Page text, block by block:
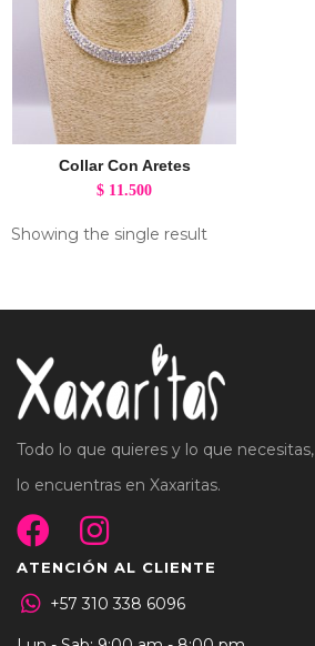
Collar Con Aretes
$ 11.500
Showing the single result
Todo lo que quieres y lo que necesitas,
lo encuentras en Xaxaritas.
ATENCIÓN AL CLIENTE
+57 310 338 6096